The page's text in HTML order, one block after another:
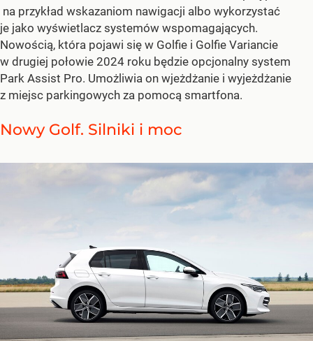
na przykład wskazaniom nawigacji albo wykorzystać
je jako wyświetlacz systemów wspomagających.
Nowością, która pojawi się w Golfie i Golfie Variancie
w drugiej połowie 2024 roku będzie opcjonalny system
Park Assist Pro. Umożliwia on wjeżdżanie i wyjeżdżanie
z miejsc parkingowych za pomocą smartfona.
Nowy Golf. Silniki i moc